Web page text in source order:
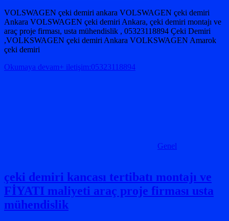
VOLSWAGEN çeki demiri ankara VOLSWAGEN çeki demiri
Ankara VOLSWAGEN çeki demiri Ankara, çeki demiri montajı ve
araç proje firması, usta mühendislik , 05323118894 Çeki Demiri
,VOLKSWAGEN çeki demiri Ankara VOLKSWAGEN Amarok
çeki demiri
Okumaya devam+ iletişim:05323118894
Genel
çeki demiri kancası tertibatı montajı ve
FİYATI maliyeti araç proje firması usta
mühendislik